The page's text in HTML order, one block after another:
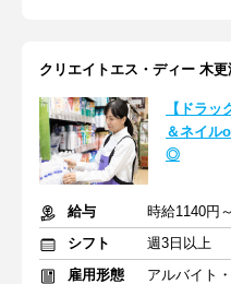
クリエイトエス・ディー 木更
【ドラ
＆ネイル
◎
給与
シフト
週3日以上
雇用形態
アルバイト